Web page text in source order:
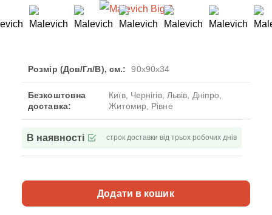
Розмір (Дов/Гл/В), см.: 90x90x34
Безкоштовна
доставка:
Київ, Чернігів, Львів, Дніпро,
Житомир, Рівне
В наявності строк доставки від трьох робочих днів
Додати в кошик